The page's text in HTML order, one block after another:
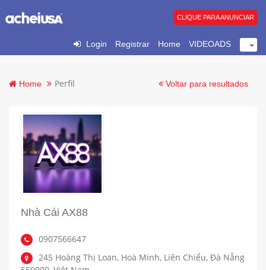
Login Registrar Home VIDEOADS
CLIQUE PARA ANUNCIAR
Home Perfil Voltar para resultados
Nhà Cái AX88
0907566647
245 Hoàng Thị Loan, Hoà Minh, Liên Chiểu, Đà Nẵng